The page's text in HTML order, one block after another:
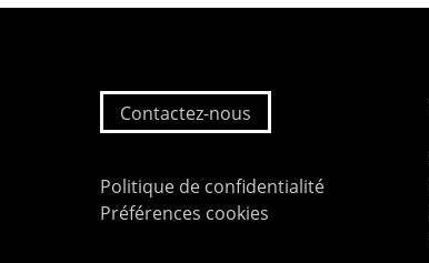
Contactez-nous
Politique de confidentialité
Préférences cookies